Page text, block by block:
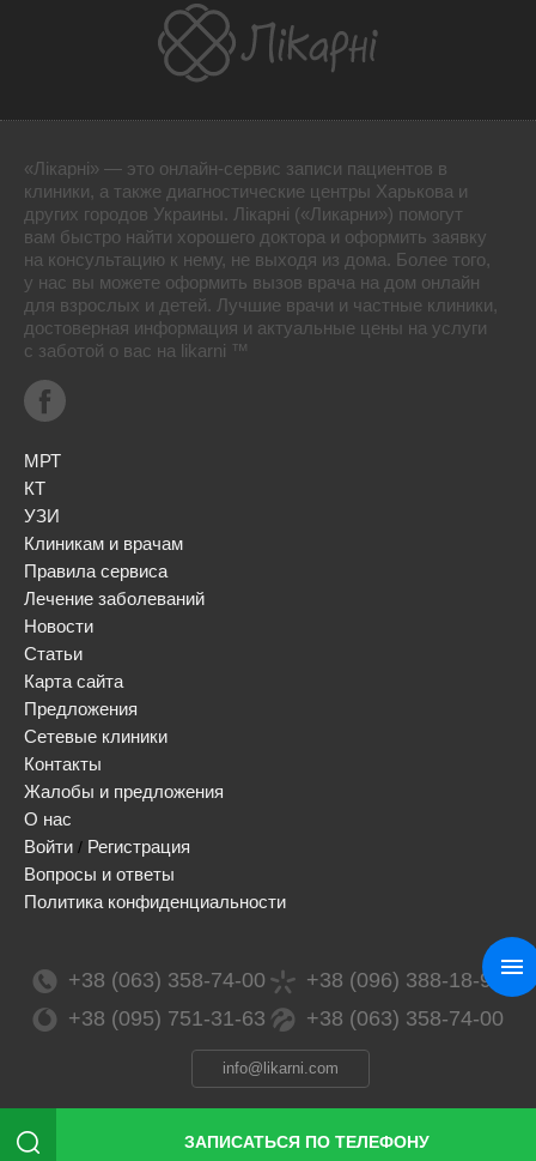
«Лікарні» — это онлайн-сервис записи пациентов в
клиники, а также диагностические центры Харькова и
других городов Украины. Лікарні («Ликарни») помогут
вам быстро найти хорошего доктора и оформить заявку
на консультацию к нему, не выходя из дома. Более того,
у нас вы можете оформить вызов врача на дом онлайн
для взрослых и детей. Лучшие врачи и частные клиники,
достоверная информация и актуальные цены на услуги
с заботой о вас на likarni ™
МРТ
КТ
УЗИ
Клиникам и врачам
Правила сервиса
Лечение заболеваний
Новости
Статьи
Карта сайта
Предложения
Сетевые клиники
Контакты
Жалобы и предложения
О нас
Войти / Регистрация
Вопросы и ответы
Политика конфиденциальности
+38 (063) 358-74-00
+38 (096) 388-18-99
+38 (095) 751-31-63
+38 (063) 358-74-00
info@likarni.com
Сopyright 2026 © / likarni ™ / ТОВ «ЛІМАРКЕТИНГ СОЛЮШЕНЗ», ЕГРПОУ 41991368
ЗАПИСАТЬСЯ ПО ТЕЛЕФОНУ